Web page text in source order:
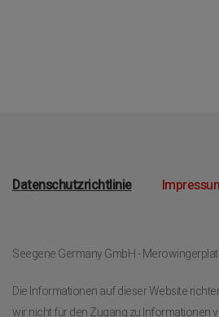
Datenschutzrichtlinie
Seegene Germany GmbH -
Die Informationen auf dieser Website
wir nicht für den Zugang zu Informationen